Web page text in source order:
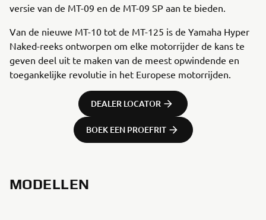
versie van de MT-09 en de MT-09 SP aan te bieden.
Van de nieuwe MT-10 tot de MT-125 is de Yamaha Hyper
Naked-reeks ontworpen om elke motorrijder de kans te
geven deel uit te maken van de meest opwindende en
toegankelijke revolutie in het Europese motorrijden.
DEALER LOCATOR
BOEK EEN PROEFRIT
MODELLEN